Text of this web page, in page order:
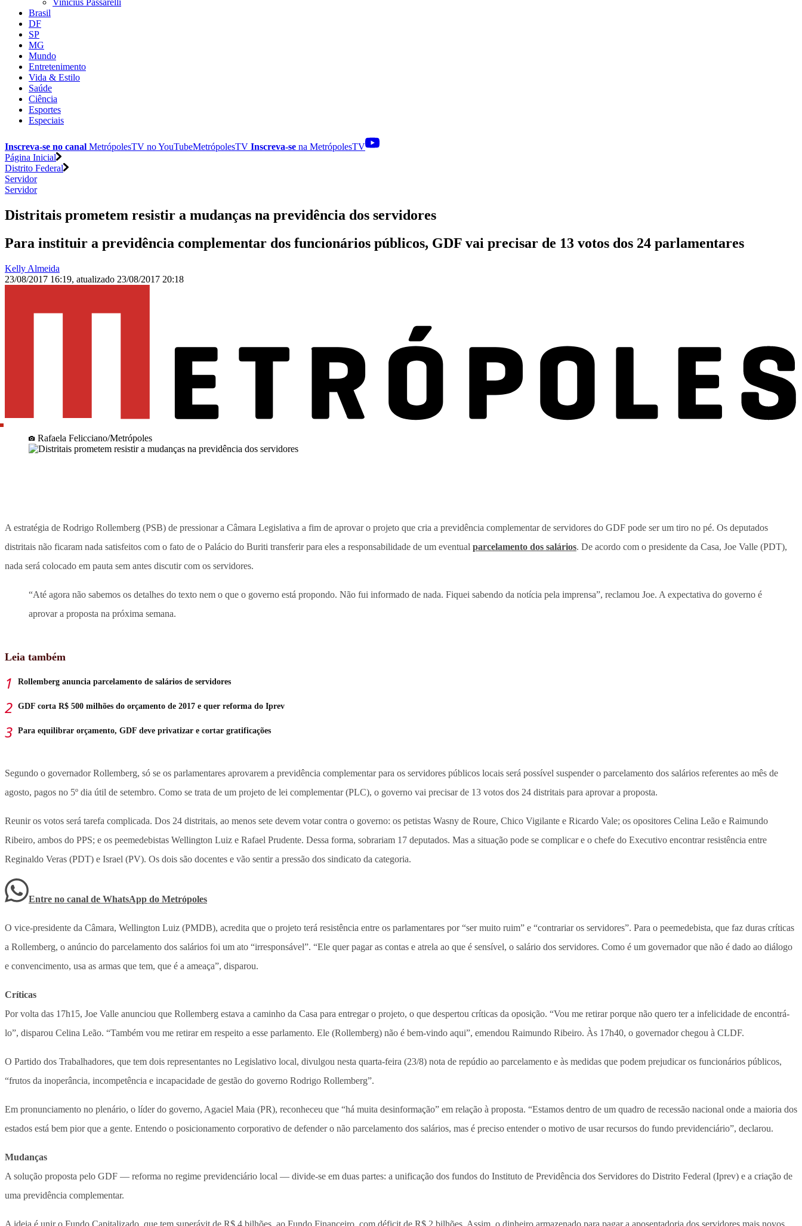
Vinícius Passarelli
Brasil
DF
SP
MG
Mundo
Entretenimento
Vida & Estilo
Saúde
Ciência
Esportes
Especiais
Inscreva-se no canal MetrópolesTV noYouTubeMetrópolesTV Inscreva-se na MetrópolesTV
Página Inicial
Distrito Federal
Servidor
Servidor
Distritais prometem resistir a mudanças na previdência dos servidores
Para instituir a previdência complementar dos funcionários públicos, GDF vai precisar de 13 votos dos 24 parlamentares
Kelly Almeida
23/08/2017 16:19, atualizado 23/08/2017 20:18
Rafaela Felicciano/Metrópoles
A estratégia de Rodrigo Rollemberg (PSB) de pressionar a Câmara Legislativa a fim de aprovar o projeto que cria a previdência complementar de servidores do GDF pode ser um tiro no pé. Os deputados
distritais não ficaram nada satisfeitos com o fato de o Palácio do Buriti transferir para eles a responsabilidade de um eventual parcelamento dos salários. De acordo com o presidente da Casa, Joe Valle (PDT),
nada será colocado em pauta sem antes discutir com os servidores.
“Até agora não sabemos os detalhes do texto nem o que o governo está propondo. Não fui informado de nada. Fiquei sabendo da notícia pela imprensa”, reclamou Joe. A expectativa do governo é
aprovar a proposta na próxima semana.
Leia também
Rollemberg anuncia parcelamento de salários de servidores
GDF corta R$ 500 milhões do orçamento de 2017 e quer reforma do Iprev
Para equilibrar orçamento, GDF deve privatizar e cortar gratificações
Segundo o governador Rollemberg, só se os parlamentares aprovarem a previdência complementar para os servidores públicos locais será possível suspender o parcelamento dos salários referentes ao mês de
agosto, pagos no 5º dia útil de setembro. Como se trata de um projeto de lei complementar (PLC), o governo vai precisar de 13 votos dos 24 distritais para aprovar a proposta.
Reunir os votos será tarefa complicada. Dos 24 distritais, ao menos sete devem votar contra o governo: os petistas Wasny de Roure, Chico Vigilante e Ricardo Vale; os opositores Celina Leão e Raimundo
Ribeiro, ambos do PPS; e os peemedebistas Wellington Luiz e Rafael Prudente. Dessa forma, sobrariam 17 deputados. Mas a situação pode se complicar e o chefe do Executivo encontrar resistência entre
Reginaldo Veras (PDT) e Israel (PV). Os dois são docentes e vão sentir a pressão dos sindicato da categoria.
Entre no canal de WhatsApp do Metrópoles
O vice-presidente da Câmara, Wellington Luiz (PMDB), acredita que o projeto terá resistência entre os parlamentares por “ser muito ruim” e “contrariar os servidores”. Para o peemedebista, que faz duras críticas
a Rollemberg, o anúncio do parcelamento dos salários foi um ato “irresponsável”. “Ele quer pagar as contas e atrela ao que é sensível, o salário dos servidores. Como é um governador que não é dado ao diálogo
e convencimento, usa as armas que tem, que é a ameaça”, disparou.
Críticas
Por volta das 17h15, Joe Valle anunciou que Rollemberg estava a caminho da Casa para entregar o projeto, o que despertou críticas da oposição. “Vou me retirar porque não quero ter a infelicidade de encontrá-
lo”, disparou Celina Leão. “Também vou me retirar em respeito a esse parlamento. Ele (Rollemberg) não é bem-vindo aqui”, emendou Raimundo Ribeiro. Às 17h40, o governador chegou à CLDF.
O Partido dos Trabalhadores, que tem dois representantes no Legislativo local, divulgou nesta quarta-feira (23/8) nota de repúdio ao parcelamento e às medidas que podem prejudicar os funcionários públicos,
“frutos da inoperância, incompetência e incapacidade de gestão do governo Rodrigo Rollemberg”.
Em pronunciamento no plenário, o líder do governo, Agaciel Maia (PR), reconheceu que “há muita desinformação” em relação à proposta. “Estamos dentro de um quadro de recessão nacional onde a maioria dos
estados está bem pior que a gente. Entendo o posicionamento corporativo de defender o não parcelamento dos salários, mas é preciso entender o motivo de usar recursos do fundo previdenciário”, declarou.
Mudanças
A solução proposta pelo GDF — reforma no regime previdenciário local — divide-se em duas partes: a unificação dos fundos do Instituto de Previdência dos Servidores do Distrito Federal (Iprev) e a criação de
uma previdência complementar.